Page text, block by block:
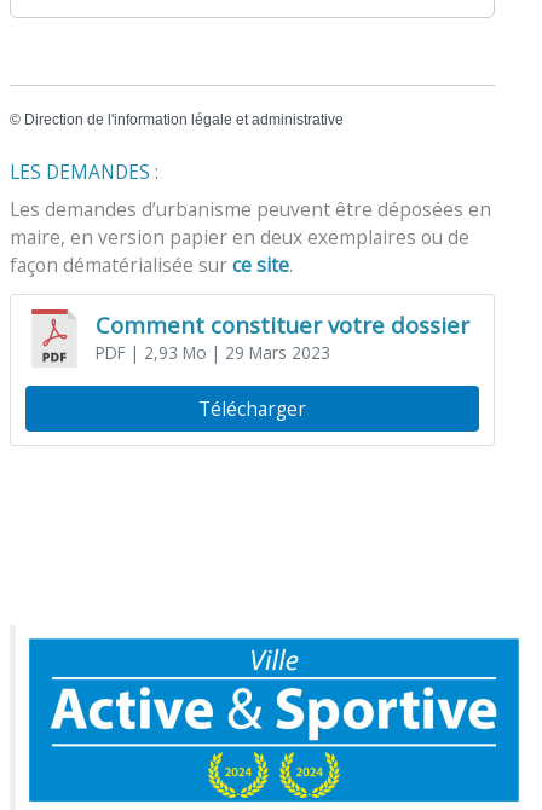
© Direction de l'information légale et administrative
LES DEMANDES :
Les demandes d’urbanisme peuvent être déposées en
maire, en version papier en deux exemplaires ou de
façon dématérialisée surce site.
Comment constituer votre dossier
PDF| 2,93 Mo | 29 Mars 2023
Télécharger